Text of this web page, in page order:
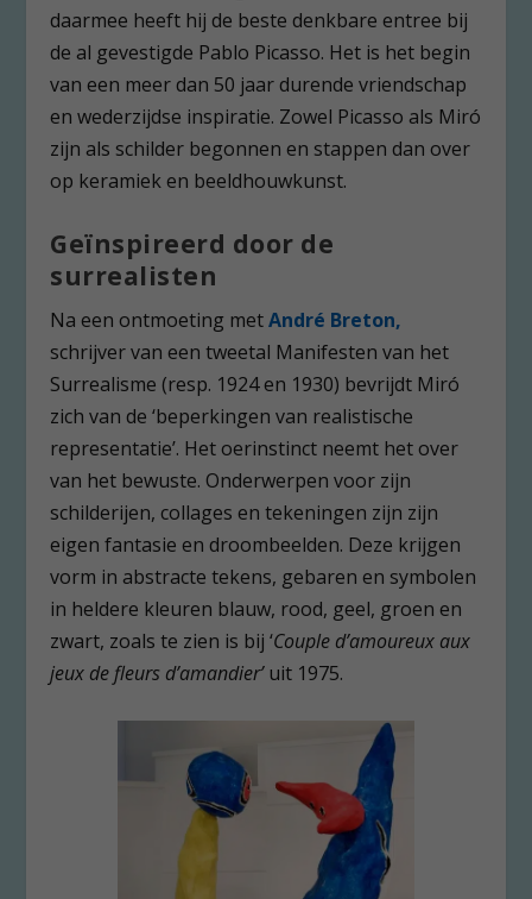
daarmee heeft hij de beste denkbare entree bij
de al gevestigde Pablo Picasso. Het is het begin
van een meer dan 50 jaar durende vriendschap
en wederzijdse inspiratie. Zowel Picasso als Miró
zijn als schilder begonnen en stappen dan over
op keramiek en beeldhouwkunst.
Geïnspireerd door de
surrealisten
Na een ontmoeting metAndré Breton,
schrijver van een tweetal Manifesten van het
Surrealisme (resp. 1924 en 1930) bevrijdt Miró
zich van de ‘beperkingen van realistische
representatie’. Het oerinstinct neemt het over
van het bewuste. Onderwerpen voor zijn
schilderijen, collages en tekeningen zijn zijn
eigen fantasie en droombeelden. Deze krijgen
vorm in abstracte tekens, gebaren en symbolen
in heldere kleuren blauw, rood, geel, groen en
zwart, zoals te zien is bij ‘Couple d’amoureux aux
jeux de fleurs d’amandier’uit 1975.